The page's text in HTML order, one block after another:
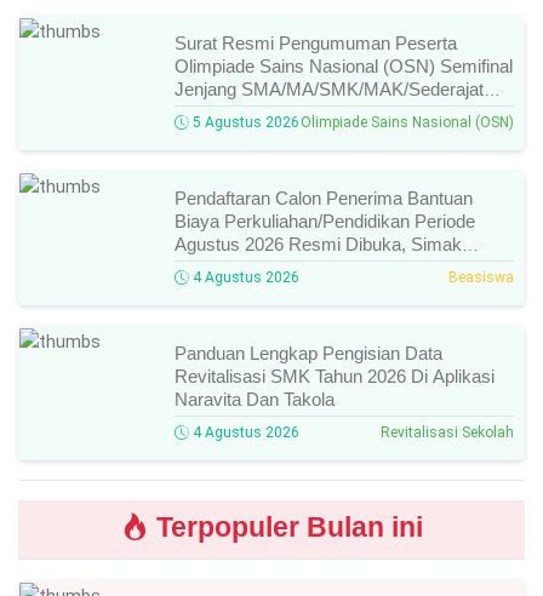
Surat Resmi Pengumuman Peserta
Olimpiade Sains Nasional (OSN) Semifinal
Jenjang SMA/MA/SMK/MAK/Sederajat
Tahun 2026, Cek Daftar Nama Lolos,
Bidang Lomba, Dan Jadwal Selanjutnya!
5 Agustus 2026 Olimpiade Sains Nasional (OSN)
Pendaftaran Calon Penerima Bantuan
Biaya Perkuliahan/Pendidikan Periode
Agustus 2026 Resmi Dibuka, Simak
Syarat Dan Jadwal Lengkapnya
4 Agustus 2026 Beasiswa
Panduan Lengkap Pengisian Data
Revitalisasi SMK Tahun 2026 Di Aplikasi
Naravita Dan Takola
4 Agustus 2026 Revitalisasi Sekolah
Terpopuler Bulan ini